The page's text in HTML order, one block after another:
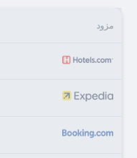
مزود